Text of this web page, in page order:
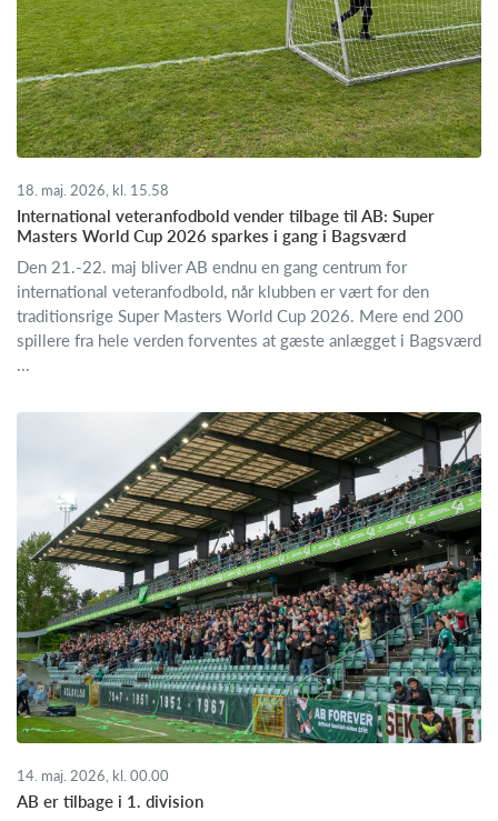
18. maj. 2026, kl. 15.58
International veteranfodbold vender tilbage til AB: Super
Masters World Cup 2026 sparkes i gang i Bagsværd
Den 21.-22. maj bliver AB endnu en gang centrum for
international veteranfodbold, når klubben er vært for den
traditionsrige Super Masters World Cup 2026. Mere end 200
spillere fra hele verden forventes at gæste anlægget i Bagsværd
...
14. maj. 2026, kl. 00.00
AB er tilbage i 1. division